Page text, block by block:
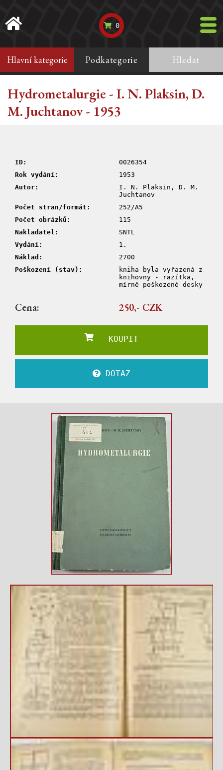
0
Hlavní kategorie Podkategorie Hledat
Hydrometalurgie - I. N. Plaksin, D.
M. Juchtanov - 1953
ID:
0026354
Rok vydání:
1953
Autor:
I. N. Plaksin, D. M.
Juchtanov
Počet stran/formát:
252/A5
Počet obrázků:
115
Nakladatel:
SNTL
Vydání:
1.
Náklad:
2700
Poškození (stav):
kniha byla vyřazená z
knihovny - razítka,
mírně poškozené desky
Cena: 250,- CZK
KOUPIT
DOTAZ